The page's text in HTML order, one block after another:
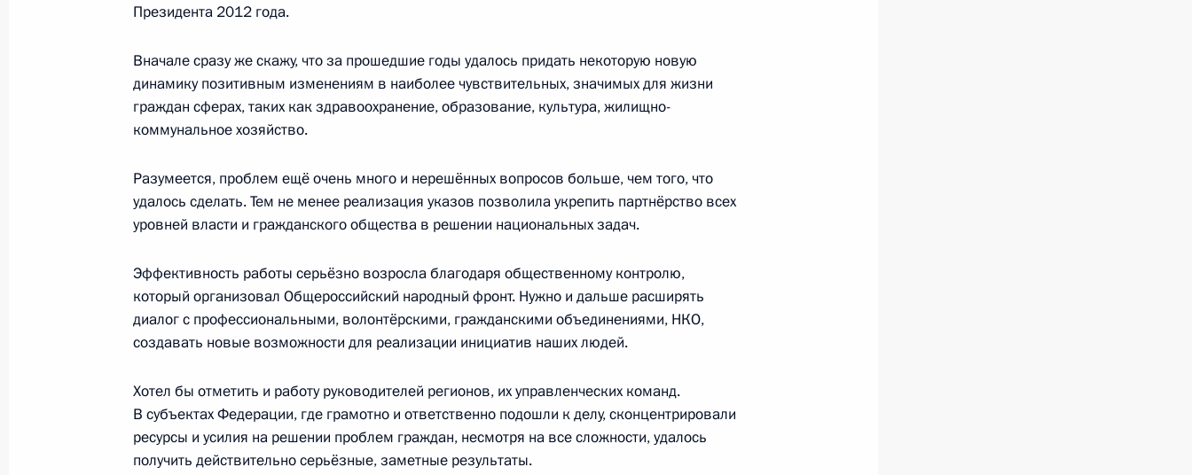
Встреча с секретарём генсовета партии «Единая Россия»
Андреем Турчаком
23 мая 2018 года, 18:40
Совещание по развитию транспортной инфраструктуры Северо-
Запада России
Встреча с губернатором Псковской области Андреем Турчаком
14 августа 2017 года, 14:50
Совместное заседание Госсовета и Комиссии по мониторингу
достижения целевых показателей социально-экономического
Президента 2012 года.
Вначале сразу же скажу, что за прошедшие годы удалось придать некоторую новую
динамику позитивным изменениям в наиболее чувствительных, значимых для жизни
граждан сферах, таких как здравоохранение, образование, культура, жилищно-
коммунальное хозяйство.
Разумеется, проблем ещё очень много и нерешённых вопросов больше, чем того, что
удалось сделать. Тем не менее реализация указов позволила укрепить партнёрство всех
уровней власти и гражданского общества в решении национальных задач.
Эффективность работы серьёзно возросла благодаря общественному контролю,
который организовал Общероссийский народный фронт. Нужно и дальше расширять
диалог с профессиональными, волонтёрскими, гражданскими объединениями, НКО,
создавать новые возможности для реализации инициатив наших людей.
Хотел бы отметить и работу руководителей регионов, их управленческих команд.
В субъектах Федерации, где грамотно и ответственно подошли к делу, сконцентрировали
ресурсы и усилия на решении проблем граждан, несмотря на все сложности, удалось
получить действительно серьёзные, заметные результаты.